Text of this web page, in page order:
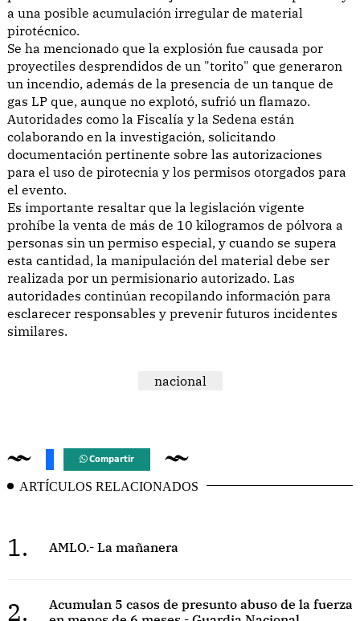
a una posible acumulación irregular de material
pirotécnico.
Se ha mencionado que la explosión fue causada por
proyectiles desprendidos de un "torito" que generaron
un incendio, además de la presencia de un tanque de
gas LP que, aunque no explotó, sufrió un flamazo.
Autoridades como la Fiscalía y la Sedena están
colaborando en la investigación, solicitando
documentación pertinente sobre las autorizaciones
para el uso de pirotecnia y los permisos otorgados para
el evento.
Es importante resaltar que la legislación vigente
prohíbe la venta de más de 10 kilogramos de pólvora a
personas sin un permiso especial, y cuando se supera
esta cantidad, la manipulación del material debe ser
realizada por un permisionario autorizado. Las
autoridades continúan recopilando información para
esclarecer responsables y prevenir futuros incidentes
similares.
nacional
Compartir
ARTÍCULOS RELACIONADOS
1. AMLO.- La mañanera
2.
Acumulan 5 casos de presunto abuso de la fuerza